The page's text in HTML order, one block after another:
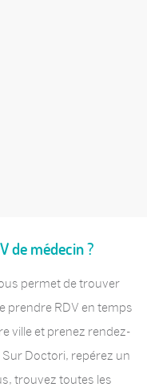
de médecin ?
permet de trouver
prendre RDV en temps
ville et prenez rendez-
Doctori, repérez un
trouvez toutes les